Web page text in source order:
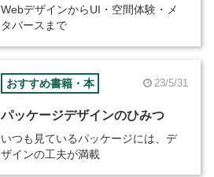
WebデザインからUI・空間体験・メ
タバースまで
おすすめ書籍・本 23/5/31
パッケージデザインのひみつ
いつも見ているパッケージには、デ
ザインの工夫が満載